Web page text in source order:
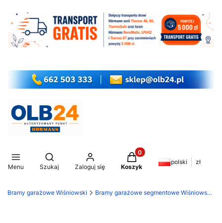
Menu
Otwórz wyszukiwarkę
Szukaj Zaloguj się
Produkty w koszyku: 0.
Koszyk
polski zł
Bramy garażowe Wiśniowski Bramy garażowe segmentowe Wiśniowski Unipro